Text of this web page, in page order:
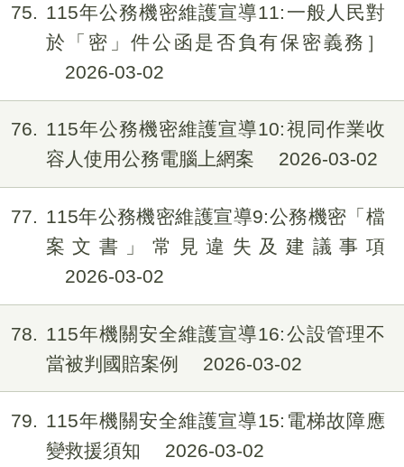
75
115年公務機密維護宣導11:一般人民對
於「密」件公函是否負有保密義務］
2026-03-02
76
115年公務機密維護宣導10:視同作業收
容人使用公務電腦上網案
2026-03-02
77
115年公務機密維護宣導9:公務機密「檔
案文書」常見違失及建議事項
2026-03-02
78
115年機關安全維護宣導16:公設管理不
當被判國賠案例
2026-03-02
79
115年機關安全維護宣導15:電梯故障應
變救援須知
2026-03-02